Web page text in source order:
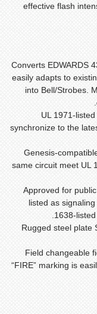
effective flash
Converts EDWARDS
easily adapts to
into Bell/Strobes.
UL 1971-
synchronize to the
Genesis-
same circuit meet UL
Approved for
listed as
1638-
Rugged steel plate
Field changeable
“FIRE” marking is